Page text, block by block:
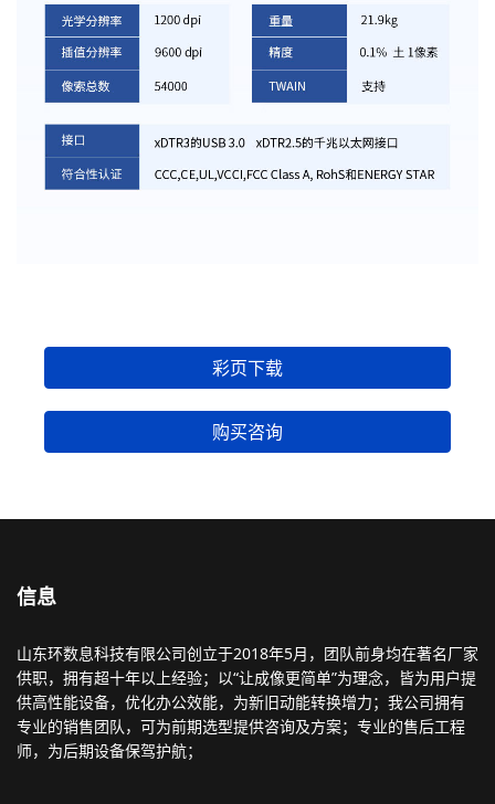
彩页下载
购买咨询
信息
山东环数息科技有限公司创立于2018年5月，团队前身均在著名厂家
供职，拥有超十年以上经验；以“让成像更简单”为理念，皆为用户提
供高性能设备，优化办公效能，为新旧动能转换增力；我公司拥有
专业的销售团队，可为前期选型提供咨询及方案；专业的售后工程
师，为后期设备保驾护航；